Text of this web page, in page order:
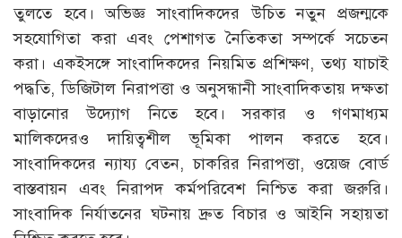
তুলতে হবে। অভিজ্ঞ সাংবাদিকদের উচিত নতুন প্রজন্মকে
সহযোগিতা করা এবং পেশাগত নৈতিকতা সম্পর্কে সচেতন
করা। একইসঙ্গে সাংবাদিকদের নিয়মিত প্রশিক্ষণ, তথ্য যাচাই
পদ্ধতি, ডিজিটাল নিরাপত্তা ও অনুসন্ধানী সাংবাদিকতায় দক্ষতা
বাড়ানোর উদ্যোগ নিতে হবে। সরকার ও গণমাধ্যম
মালিকদেরও দায়িত্বশীল ভূমিকা পালন করতে হবে।
সাংবাদিকদের ন্যায্য বেতন, চাকরির নিরাপত্তা, ওয়েজ বোর্ড
বাস্তবায়ন এবং নিরাপদ কর্মপরিবেশ নিশ্চিত করা জরুরি।
সাংবাদিক নির্যাতনের ঘটনায় দ্রুত বিচার ও আইনি সহায়তা